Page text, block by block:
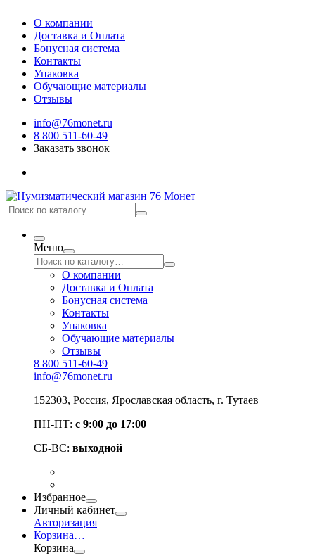
О компании
Доставка и Оплата
Бонусная система
Контакты
Упаковка
Обучающие материалы
Отзывы
info@76monet.ru
8 800 511-60-49
Заказать звонок
Меню
О компании
Доставка и Оплата
Бонусная система
Контакты
Упаковка
Обучающие материалы
Отзывы
8 800 511-60-49
info@76monet.ru
152303, Россия, Ярославская область, г. Тутаев
ПН-ПТ: с 9:00 до 17:00
СБ-ВС: выходной
Избранное
Личный кабинет
Авторизация
Корзина…
Корзина